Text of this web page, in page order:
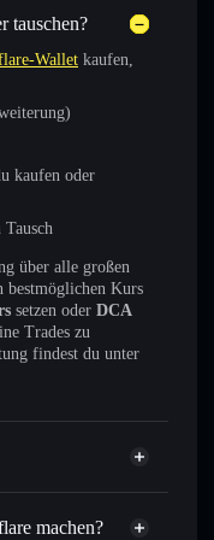
tauschen?
Wallet kaufen,
kaufen oder
über alle großen
bestmöglichen Kurs
setzen oder DCA
Trades zu
findest du unter
machen?